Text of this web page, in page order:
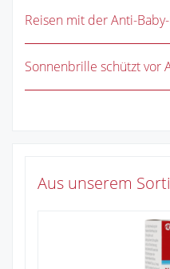
Reisen mit der Anti-
Sonnenbrille schützt vor
Aus unserem